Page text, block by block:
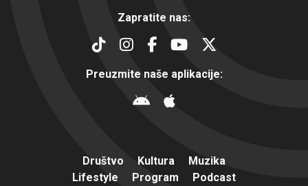
Zapratite nas:
Preuzmite naše aplikacije:
Društvo Kultura
Muzika
Lifestyle
Program
Podcast